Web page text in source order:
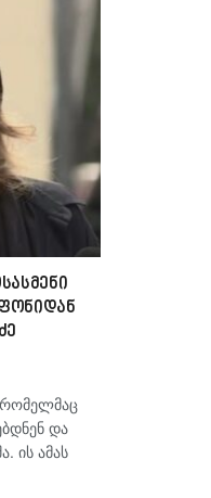
რომელმაც
და
ის ამას